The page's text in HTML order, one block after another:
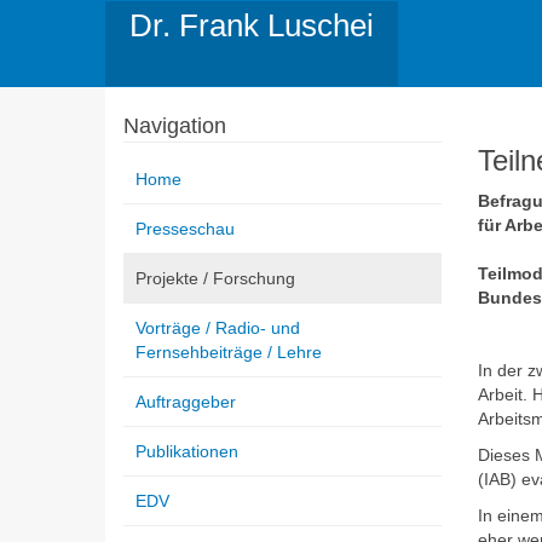
Dr. Frank Luschei
für
In der
Arbeit.
Dieses
(IAB)
In
Navigation
Home
Presseschau
Projekte / Forschung
Vorträge / Radio- und
Fernsehbeiträge / Lehre
Auftraggeber
Publikationen
EDV